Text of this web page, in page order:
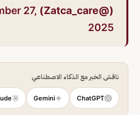
(@Zatca_care)
27,
2025
ناقش الخبر مع الذكاء الاصطناعي
ChatGPT
Gemini